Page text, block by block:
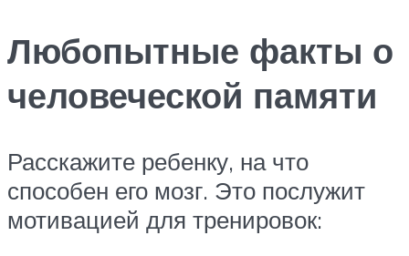
Любопытные факты о
человеческой памяти
Расскажите ребенку, на что
способен его мозг. Это послужит
мотивацией для тренировок: